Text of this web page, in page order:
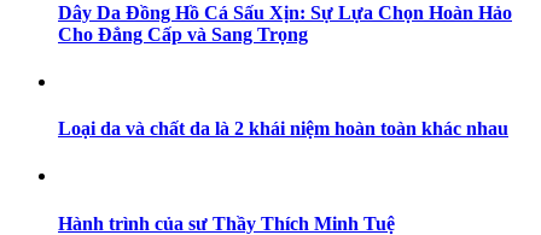
Dây Da Đồng Hồ Cá Sấu Xịn: Sự Lựa Chọn Hoàn Hảo
Cho Đẳng Cấp và Sang Trọng
Loại da và chất da là 2 khái niệm hoàn toàn khác nhau
Hành trình của sư Thầy Thích Minh Tuệ